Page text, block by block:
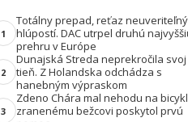
1
Totálny prepad, reťaz
hlúpostí. DAC utrpel druhú
prehru v Európe
2
Dunajská Streda neprekročila svoj
tieň. Z Holandska odchádza s
hanebným výpraskom
3
Zdeno Chára mal nehodu na
zranenému bežcovi poskytol prvú